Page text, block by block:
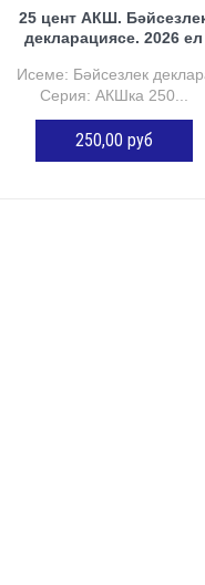
25 цент АКШ.
декларациясе. 2026 ел
Исеме: Бәйсезлек
Серия: АКШка 250...
250,00 руб